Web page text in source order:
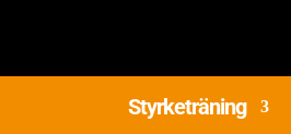
Styrketräning